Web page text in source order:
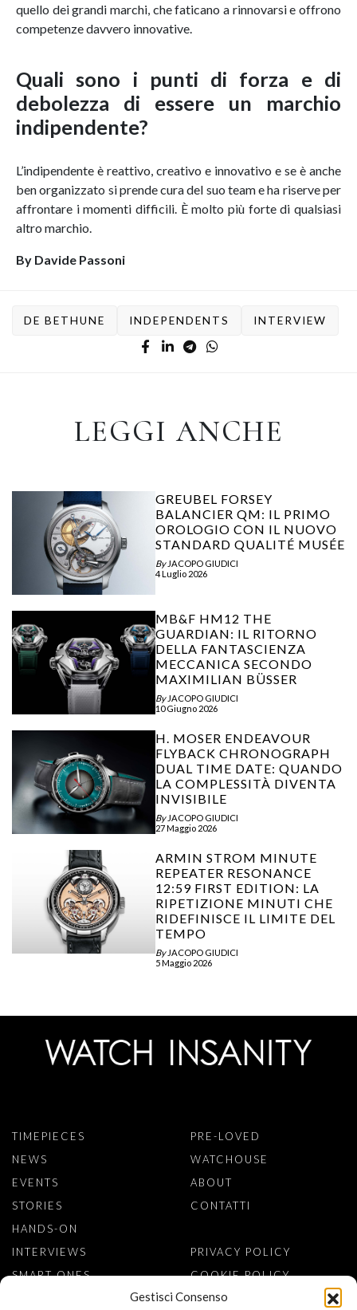
Gestisci Consenso
quello dei grandi marchi, che faticano a rinnovarsi e offrono
competenze davvero innovative.
Quali sono i punti di forza e di
debolezza di essere un marchio
indipendente?
L’indipendente è reattivo, creativo e innovativo e se è anche
ben organizzato si prende cura del suo team e ha riserve per
affrontare i momenti difficili. È molto più forte di qualsiasi
altro marchio.
By Davide Passoni
DE BETHUNE INDEPENDENTS INTERVIEW
LEGGI ANCHE
GREUBEL FORSEY
BALANCIER QM: IL PRIMO
OROLOGIO CON IL NUOVO
STANDARD QUALITÉ MUSÉE
By JACOPO GIUDICI
4 Luglio 2026
MB&F HM12 THE
GUARDIAN: IL RITORNO
DELLA FANTASCIENZA
MECCANICA SECONDO
MAXIMILIAN BÜSSER
By JACOPO GIUDICI
10 Giugno 2026
H. MOSER ENDEAVOUR
FLYBACK CHRONOGRAPH
DUAL TIME DATE: QUANDO
LA COMPLESSITÀ DIVENTA
INVISIBILE
By JACOPO GIUDICI
27 Maggio 2026
ARMIN STROM MINUTE
REPEATER RESONANCE
12:59 FIRST EDITION: LA
RIPETIZIONE MINUTI CHE
RIDEFINISCE IL LIMITE DEL
TEMPO
By JACOPO GIUDICI
5 Maggio 2026
TIMEPIECES
NEWS
EVENTS
STORIES
HANDS-ON
INTERVIEWS
SMART ONES
PRE-LOVED
WATCHOUSE
ABOUT
CONTATTI
PRIVACY POLICY
COOKIE POLICY